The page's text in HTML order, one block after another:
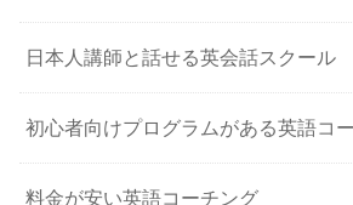
日本人講師と話せる英会話スクール
初心者向けプログラムがある英語コ
料金が安い英語コーチング